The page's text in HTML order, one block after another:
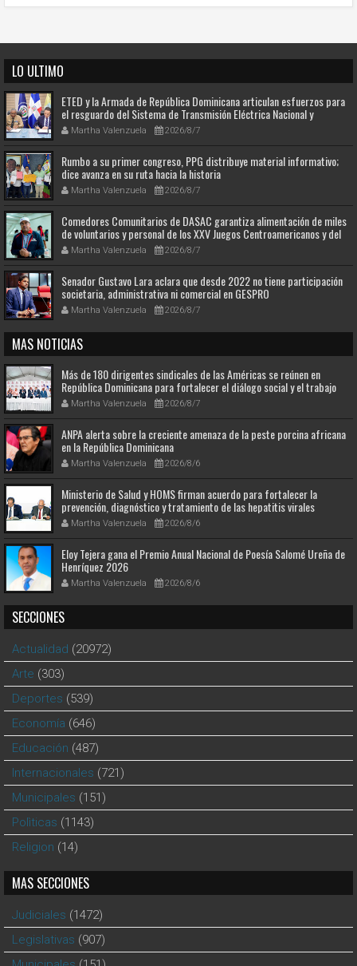
LO ULTIMO
ETED y la Armada de República Dominicana articulan esfuerzos para
el resguardo del Sistema de Transmisión Eléctrica Nacional y
fortalecimiento de capacidades.
Martha Valenzuela 2026/8/7
Rumbo a su primer congreso, PPG distribuye material informativo;
dice avanza en su ruta hacia la historia
Martha Valenzuela 2026/8/7
Comedores Comunitarios de DASAC garantiza alimentación de miles
de voluntarios y personal de los XXV Juegos Centroamericanos y del
Caribe Santo Domingo 2026
Martha Valenzuela 2026/8/7
Senador Gustavo Lara aclara que desde 2022 no tiene participación
societaria, administrativa ni comercial en GESPRO
Martha Valenzuela 2026/8/7
MAS NOTICIAS
Más de 180 dirigentes sindicales de las Américas se reúnen en
República Dominicana para fortalecer el diálogo social y el trabajo
decente
Martha Valenzuela 2026/8/7
ANPA alerta sobre la creciente amenaza de la peste porcina africana
en la República Dominicana
Martha Valenzuela 2026/8/6
Ministerio de Salud y HOMS firman acuerdo para fortalecer la
prevención, diagnóstico y tratamiento de las hepatitis virales
Martha Valenzuela 2026/8/6
Eloy Tejera gana el Premio Anual Nacional de Poesía Salomé Ureña de
Henríquez 2026
Martha Valenzuela 2026/8/6
SECCIONES
Actualidad (20972)
Arte (303)
Deportes (539)
Economía (646)
Educación (487)
Internacionales (721)
Municipales (151)
Polìticas (1143)
Religion (14)
MAS SECCIONES
Judiciales (1472)
Legislativas (907)